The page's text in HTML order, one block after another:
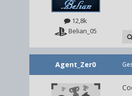
12,8k
Belian_05
Agent_Zer0